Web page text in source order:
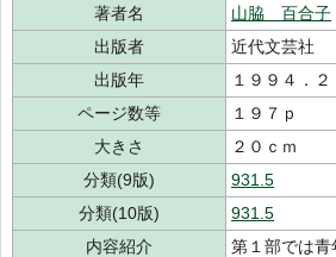
著者名
山脇 百合子
出版者
近代文芸社
出版年
１９９４．２
ページ数等
１９７ｐ
大きさ
２０ｃｍ
分類(9版)
931.5
分類(10版)
931.5
内容紹介
第１部では